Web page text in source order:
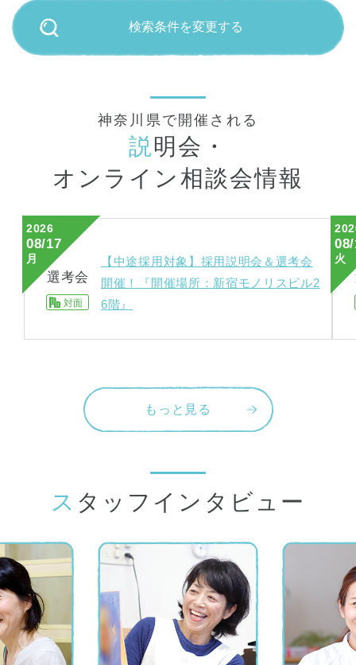
検索条件を変更する
神奈川県で開催される
説明会・
オンライン相談会情報
2026
08/17
月
選考会
対面
【中途採用対象】採用説明会＆選考会
開催！『開催場所：新宿モノリスビル2
6階』
火
もっと見る
スタッフインタビュー